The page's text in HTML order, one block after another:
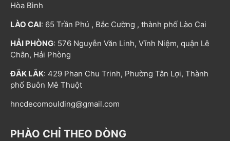
Hòa Bình
LÀO CAI: 65 Trần Phú , Bắc Cường , thành phố Lào Cai
HẢI PHÒNG: 576 Nguyễn Văn Linh, Vĩnh Niệm, quận Lê
Chân, Hải Phòng
ĐẮK LẮK: 429 Phan Chu Trinh, Phường Tân Lợi, Thành
phố Buôn Mê Thuột
hncdecomoulding@gmail.com
PHÀO CHỈ THEO DÒNG